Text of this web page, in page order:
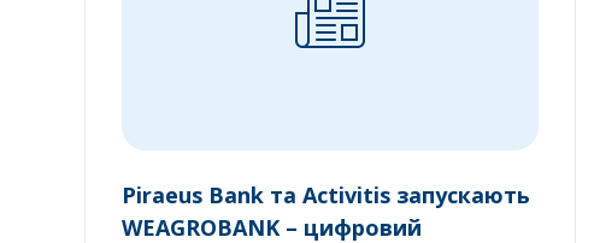
Piraeus Bank та Activitis запускають
WEAGROBANK – цифровий